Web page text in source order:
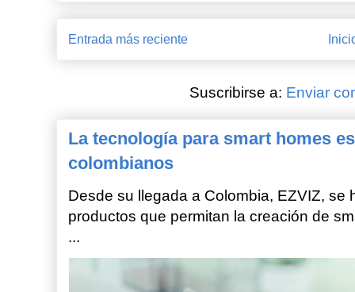
Entrada más reciente
Suscribirse a: Enviar
La tecnología para smart homes
colombianos
Desde su llegada a Colombia, EZVIZ, se
productos que permitan la creación de
...